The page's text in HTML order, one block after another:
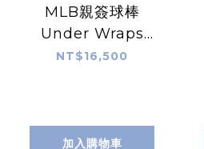
MLB親簽球棒
Under Wraps
2026 Under
Single Mystery
NT$16,500
加入購物車